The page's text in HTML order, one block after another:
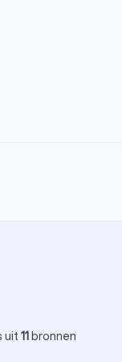
uit11bronnen